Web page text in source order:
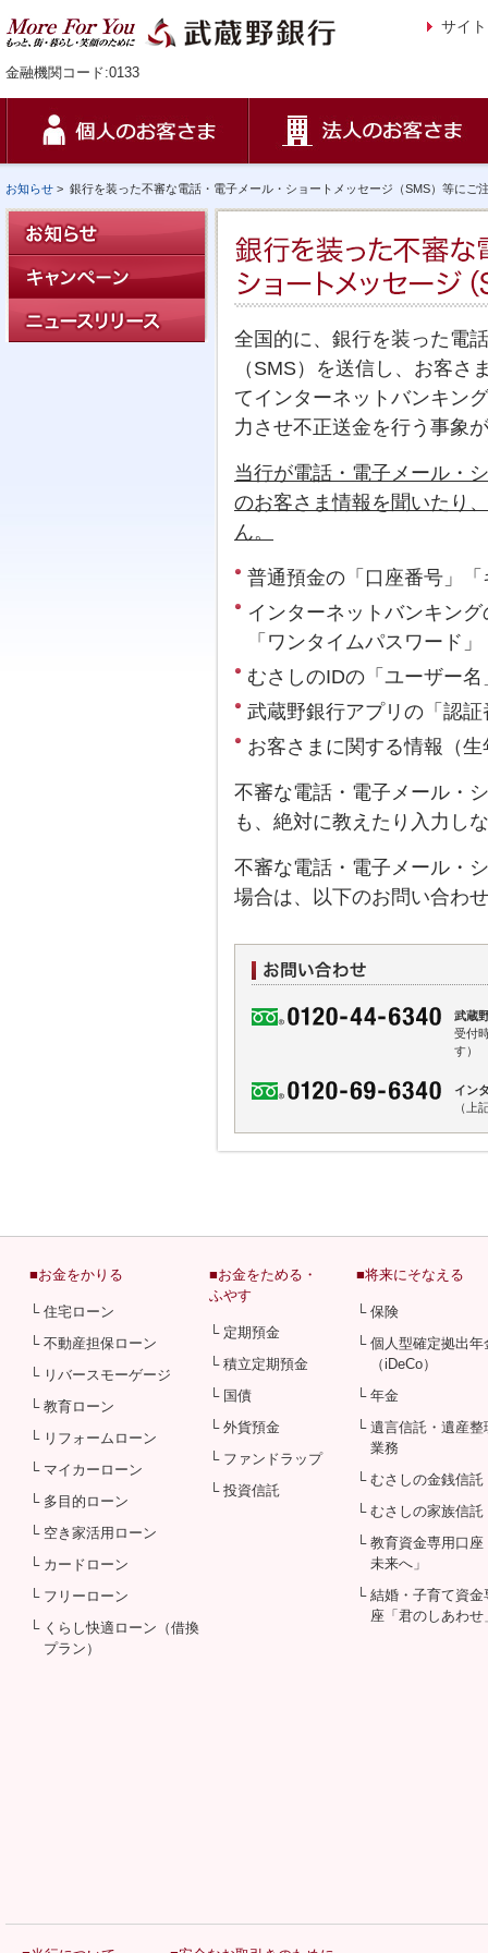
金融機関コード:0133
サイ
お知らせ > 銀行を装った不審な電話・電子メール・ショートメッセージ（SMS）等にご
全国的に、銀行を装った電
（SMS）を送信し、お客
てインターネットバンキン
力させ不正送金を行う事象
当行が電話・電子メール・
のお客さま情報を聞いたり
ん。
普通預金の「口座番号」
インターネットバンキン
「ワンタイムパスワード」
むさしのIDの「ユーザー
武蔵野銀行アプリの「認証
お客さまに関する情報（
不審な電話・電子メール・
も、絶対に教えたり入力し
不審な電話・電子メール・
場合は、以下のお問い合わ
武蔵
受付
す）
イン
（上
■お金をかりる
└ 住宅ローン
└ 不動産担保ローン
└ リバースモーゲージ
└ 教育ローン
└ リフォームローン
└ マイカーローン
└ 多目的ローン
└ 空き家活用ローン
└ カードローン
└ フリーローン
└ くらし快適ローン（借換
プラン）
■お金をためる・
ふやす
└ 定期預金
└ 積立定期預金
└ 国債
└ 外貨預金
└ ファンドラップ
└ 投資信託
■将来にそなえる
└ 保険
└ 個人型確定拠出年
（iDeCo）
└ 年金
└ 遺言信託・遺産整
業務
└ むさしの金銭信託
└ むさしの家族信託
└ 教育資金専用口座
未来へ」
└ 結婚・子育て資金
座「君のしあわせ